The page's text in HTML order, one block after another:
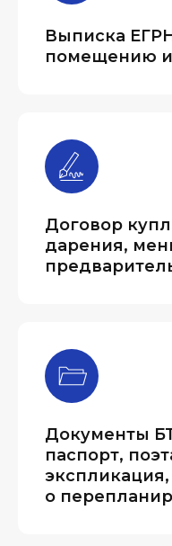
Выписка
помещению
Договор
дарения,
Документы
паспорт,
о